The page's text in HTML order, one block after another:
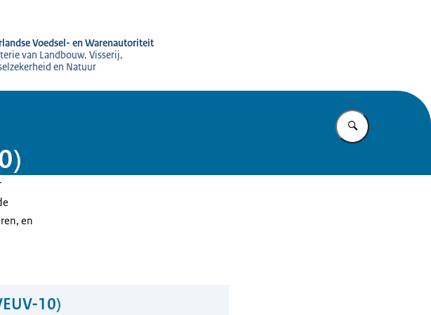
Voedsel- en Warenautoriteit
van Landbouw, Visserij,
en Natuur
Vul in wat u
en
10)